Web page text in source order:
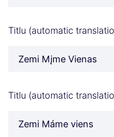
Titlu (automatic
Zemi Mįme Vienas
Titlu (automatic
Zemi Máme viens